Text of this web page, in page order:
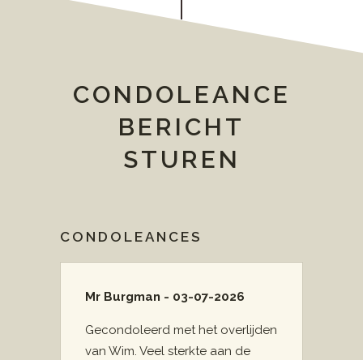
CONDOLEANCE
BERICHT
STUREN
CONDOLEANCES
Mr Burgman - 03-07-2026
Gecondoleerd met het overlijden
van Wim. Veel sterkte aan de